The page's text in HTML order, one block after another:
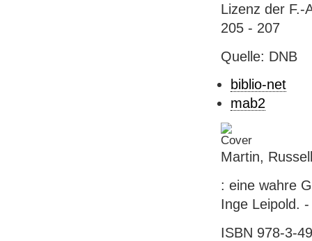
Lizenz der F.-
205 - 207
Quelle: DNB
biblio-net
mab2
Martin,
: eine wahre
Inge Leipold.
ISBN 978-3-